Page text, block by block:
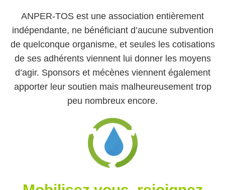
ANPER-TOS est une association entièrement
indépendante, ne bénéficiant d’aucune subvention
de quelconque organisme, et seules les cotisations
de ses adhérents viennent lui donner les moyens
d’agir. Sponsors et mécènes viennent également
apporter leur soutien mais malheureusement trop
peu nombreux encore.